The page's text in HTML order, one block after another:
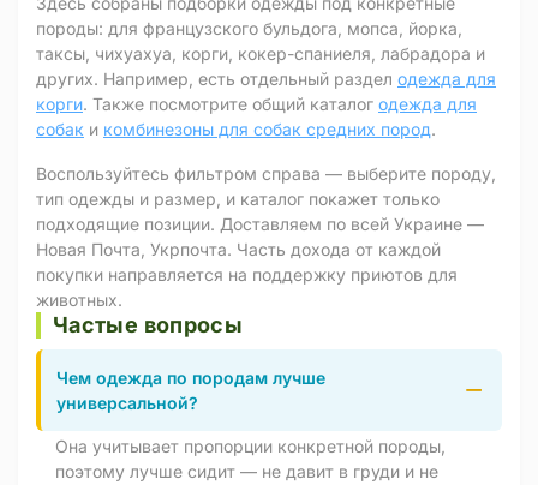
породы: для французского бульдога, мопса, йорка,
таксы, чихуахуа, корги, кокер-спаниеля, лабрадора и
других. Например, есть отдельный раздел одежда для
корги. Также посмотрите общий каталог одежда для
собак и комбинезоны для собак средних пород.
Воспользуйтесь фильтром справа — выберите породу,
тип одежды и размер, и каталог покажет только
подходящие позиции. Доставляем по всей Украине —
Новая Почта, Укрпочта. Часть дохода от каждой
покупки направляется на поддержку приютов для
животных.
Частые вопросы
Чем одежда по породам лучше
универсальной?
Она учитывает пропорции конкретной породы,
поэтому лучше сидит — не давит в груди и не